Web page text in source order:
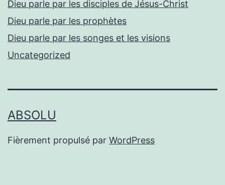
Dieu parle par les disciples de Jésus-Christ
Dieu parle par les prophètes
Dieu parle par les songes et les visions
Uncategorized
ABSOLU
Fièrement propulsé par WordPress